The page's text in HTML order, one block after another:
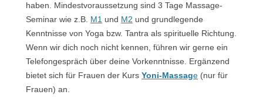
haben. Mindestvoraussetzung sind 3 Tage Massage-
Seminar wie z.B. M1 und M2 und grundlegende
Kenntnisse von Yoga bzw. Tantra als spirituelle Richtung.
Wenn wir dich noch nicht kennen, führen wir gerne ein
Telefongespräch über deine Vorkenntnisse. Ergänzend
bietet sich für Frauen der Kurs Yoni-Massage (nur für
Frauen) an.